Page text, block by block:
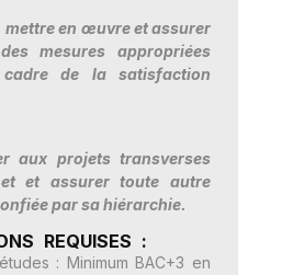
mettre en œuvre et assurer
mesures appropriées
de la satisfaction
aux projets transverses
et assurer toute autre
par sa hiérarchie.
REQUISES :
: Minimum BAC+3 en